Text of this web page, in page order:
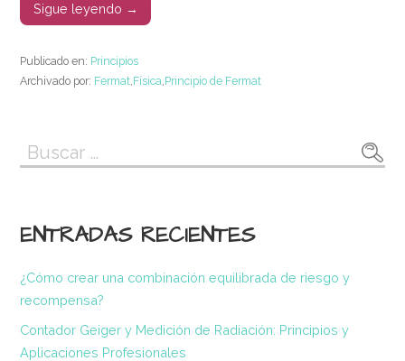
Sigue leyendo →
Publicado en: Principios
Archivado por: Fermat,Física,Principio de Fermat
Buscar:
ENTRADAS RECIENTES
¿Cómo crear una combinación equilibrada de riesgo y
recompensa?
Contador Geiger y Medición de Radiación: Principios y
Aplicaciones Profesionales